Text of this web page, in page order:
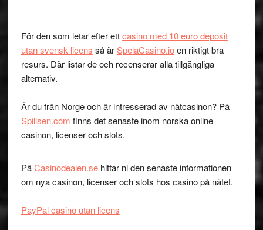
För den som letar efter ettcasino med 10 euro deposit
utan svensk licens så ärSpelaCasino.ioen riktigt bra
resurs. Där listar de och recenserar alla tillgängliga
alternativ.
Är du från Norge och är intresserad av nätcasinon? På
Spillsen.com finns det senaste inom norska online
casinon, licenser och slots.
PåCasinodealen.sehittar ni den senaste informationen
om nya casinon, licenser och slots hos casino på nätet.
PayPal casino utan licens